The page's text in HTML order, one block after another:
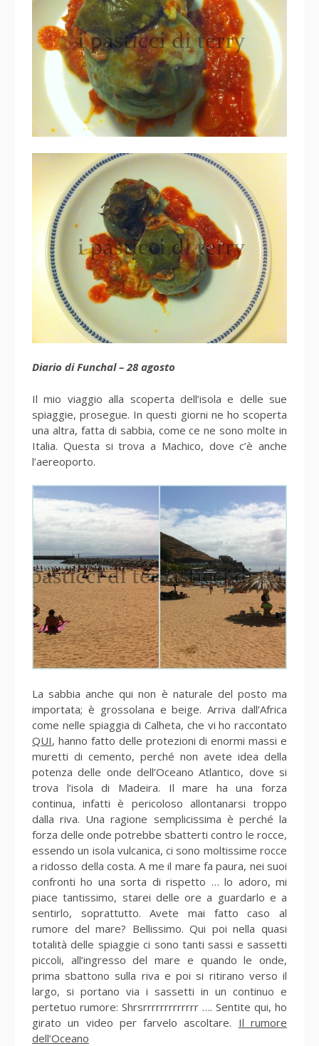
Diario di Funchal – 28 agosto
Il mio viaggio alla scoperta dell’isola e delle sue
spiaggie, prosegue. In questi giorni ne ho scoperta
una altra, fatta di sabbia, come ce ne sono molte in
Italia. Questa si trova a Machico, dove c’è anche
l’aereoporto.
La sabbia anche qui non è naturale del posto ma
importata; è grossolana e beige. Arriva dall’Africa
come nelle spiaggia di Calheta, che vi ho raccontato
QUI, hanno fatto delle protezioni di enormi massi e
muretti di cemento, perché non avete idea della
potenza delle onde dell’Oceano Atlantico, dove si
trova l’isola di Madeira. Il mare ha una forza
continua, infatti è pericoloso allontanarsi troppo
dalla riva. Una ragione semplicissima è perché la
forza delle onde potrebbe sbatterti contro le rocce,
essendo un isola vulcanica, ci sono moltissime rocce
a ridosso della costa. A me il mare fa paura, nei suoi
confronti ho una sorta di rispetto … lo adoro, mi
piace tantissimo, starei delle ore a guardarlo e a
sentirlo, soprattutto. Avete mai fatto caso al
rumore del mare? Bellissimo. Qui poi nella quasi
totalità delle spiaggie ci sono tanti sassi e sassetti
piccoli, all’ingresso del mare e quando le onde,
prima sbattono sulla riva e poi si ritirano verso il
largo, si portano via i sassetti in un continuo e
pertetuo rumore: Shrsrrrrrrrrrrrrr …. Sentite qui, ho
girato un video per farvelo ascoltare. Il rumore
dell’Oceano